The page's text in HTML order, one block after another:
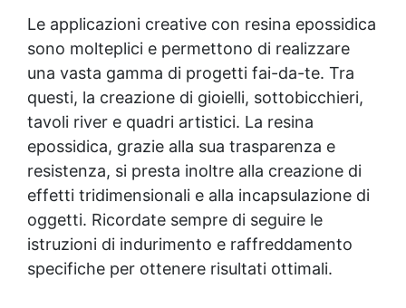
Le applicazioni creative con resina epossidica
sono molteplici e permettono di realizzare
una vasta gamma di progetti fai-da-te. Tra
questi, la creazione di gioielli, sottobicchieri,
tavoli river e quadri artistici. La resina
epossidica, grazie alla sua trasparenza e
resistenza, si presta inoltre alla creazione di
effetti tridimensionali e alla incapsulazione di
oggetti. Ricordate sempre di seguire le
istruzioni di indurimento e raffreddamento
specifiche per ottenere risultati ottimali.